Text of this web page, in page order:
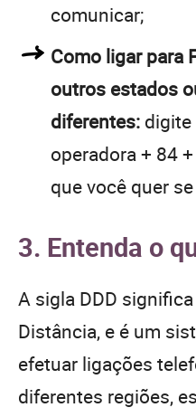
comunicar;
Como ligar para
outros estados
diferentes: digite
operadora + 84
que você quer
3. Entenda o
A sigla DDD
Distância, e é um
efetuar ligações
diferentes regiões,